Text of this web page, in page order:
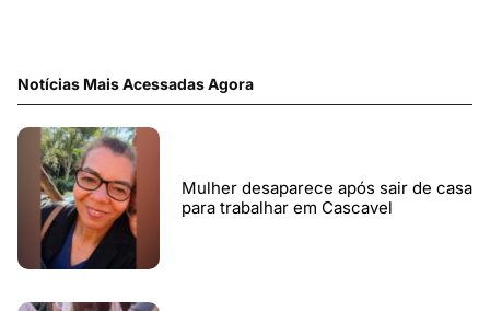
Notícias Mais Acessadas Agora
Mulher desaparece após sair de casa
para trabalhar em Cascavel